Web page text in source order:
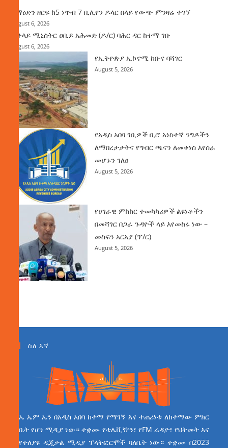
ከማዕድን ዘርፍ ከ5 ነጥብ 7 ቢሊየን ዶላር በላይ የውጭ ምንዛሬ ተገኘ
August 6, 2026
ጠቅላይ ሚኒስትር ዐቢይ አሕመድ (ዶ/ር) ባሕር ዳር ከተማ ገቡ
August 6, 2026
የኢትዮጵያ ኢኮኖሚ ከቡና ባሻገር
August 5, 2026
የአዲስ አበባ ገቢዎች ቢሮ አነስተኛ ንግዶችን
ለማበረታታትና የግብር ጫናን ለመቀነስ እየሰራ
መሆኑን ገለፀ
August 5, 2026
የሀገራዊ ምክክር ተመካካሪዎች ልዩነቶችን
በመሻገር በጋራ ጉዳዮች ላይ እየመከሩ ነው –
መስፍን አርአያ (ፕ/ር)
August 5, 2026
ስለ እኛ
ኤ ኤም ኤን በአዲስ አበባ ከተማ የማገኝ እና ተጠሪነቱ ለከተማው ምክር
ቤት የሆነ ሚዲያ ነው። ተቋሙ የቴሌቪዥን፣ የFM ሬዲዮ፣ የህትመት እና
የተለያዩ ዲጂታል ሚዲያ ፕላትፎርሞች ባለቤት ነው። ተቋሙ በ2023